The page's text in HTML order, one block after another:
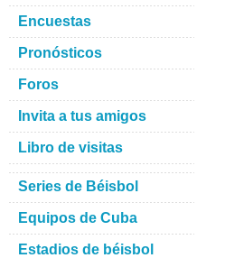
Encuestas
Pronósticos
Foros
Invita a tus amigos
Libro de visitas
Series de Béisbol
Equipos de Cuba
Estadios de béisbol